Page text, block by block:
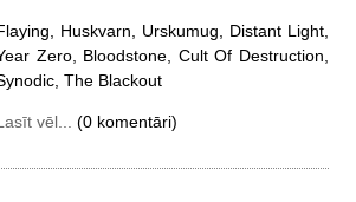
Huskvarn, Urskumug, Distant Light,
Zero, Bloodstone, Cult Of Destruction,
The Blackout
vēl... (0 komentāri)